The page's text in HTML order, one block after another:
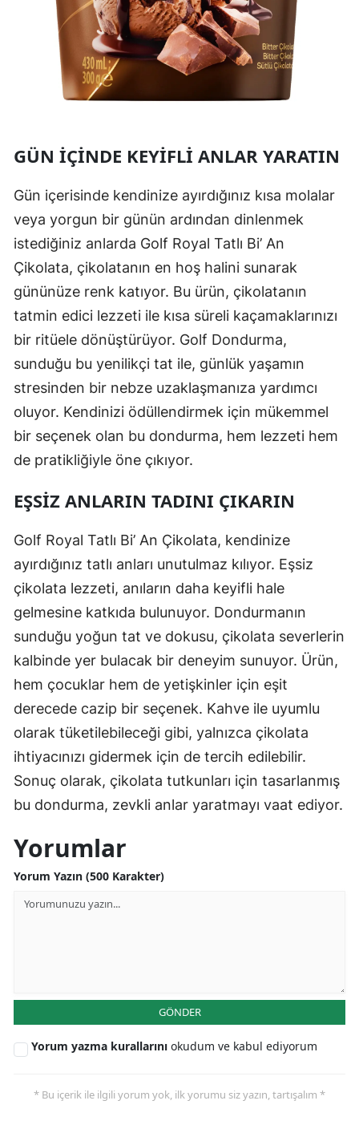
GÜN İÇINDE KEYIFLI ANLAR YARATIN
Gün içerisinde kendinize ayırdığınız kısa molalar
veya yorgun bir günün ardından dinlenmek
istediğiniz anlarda Golf Royal Tatlı Bi’ An
Çikolata, çikolatanın en hoş halini sunarak
gününüze renk katıyor. Bu ürün, çikolatanın
tatmin edici lezzeti ile kısa süreli kaçamaklarınızı
bir ritüele dönüştürüyor. Golf Dondurma,
sunduğu bu yenilikçi tat ile, günlük yaşamın
stresinden bir nebze uzaklaşmanıza yardımcı
oluyor. Kendinizi ödüllendirmek için mükemmel
bir seçenek olan bu dondurma, hem lezzeti hem
de pratikliğiyle öne çıkıyor.
EŞSIZ ANLARIN TADINI ÇIKARIN
Golf Royal Tatlı Bi’ An Çikolata, kendinize
ayırdığınız tatlı anları unutulmaz kılıyor. Eşsiz
çikolata lezzeti, anıların daha keyifli hale
gelmesine katkıda bulunuyor. Dondurmanın
sunduğu yoğun tat ve dokusu, çikolata severlerin
kalbinde yer bulacak bir deneyim sunuyor. Ürün,
hem çocuklar hem de yetişkinler için eşit
derecede cazip bir seçenek. Kahve ile uyumlu
olarak tüketilebileceği gibi, yalnızca çikolata
ihtiyacınızı gidermek için de tercih edilebilir.
Sonuç olarak, çikolata tutkunları için tasarlanmış
bu dondurma, zevkli anlar yaratmayı vaat ediyor.
Yorumlar
Yorum Yazın (500 Karakter)
GÖNDER
Yorum yazma kurallarını okudum ve kabul ediyorum
* Bu içerik ile ilgili yorum yok, ilk yorumu siz yazın, tartışalım *